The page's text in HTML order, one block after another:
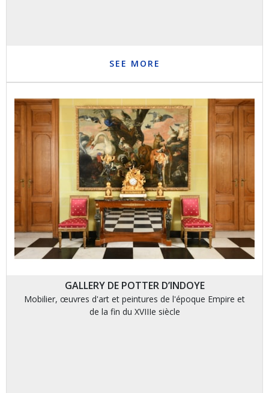
SEE MORE
GALLERY DE POTTER D’INDOYE
Mobilier, œuvres d'art et peintures de l'époque Empire et
de la fin du XVIIIe siècle